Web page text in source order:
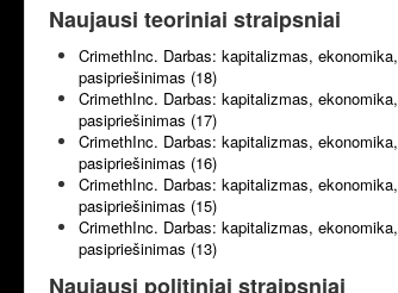
Naujausi teoriniai straipsniai
CrimethInc. Darbas: kapitalizmas, ekonomika,
pasipriešinimas (18)
CrimethInc. Darbas: kapitalizmas, ekonomika,
pasipriešinimas (17)
CrimethInc. Darbas: kapitalizmas, ekonomika,
pasipriešinimas (16)
CrimethInc. Darbas: kapitalizmas, ekonomika,
pasipriešinimas (15)
CrimethInc. Darbas: kapitalizmas, ekonomika,
pasipriešinimas (13)
Naujausi politiniai straipsniai